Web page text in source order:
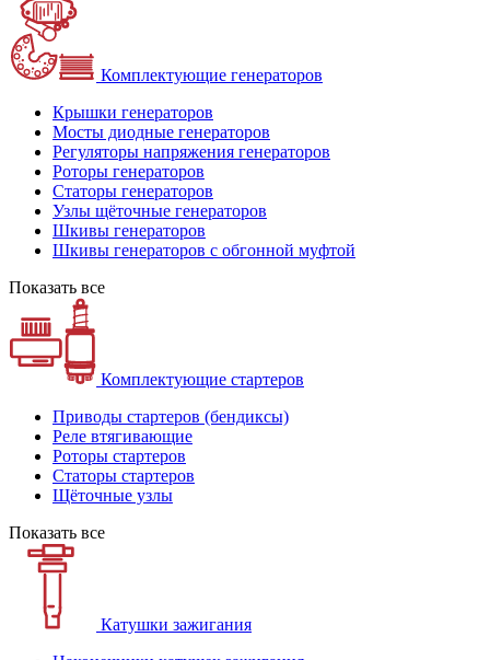
Комплектующие генераторов
Крышки генераторов
Мосты диодные генераторов
Регуляторы напряжения генераторов
Роторы генераторов
Статоры генераторов
Узлы щёточные генераторов
Шкивы генераторов
Шкивы генераторов с обгонной муфтой
Показать все
Комплектующие стартеров
Приводы стартеров (бендиксы)
Реле втягивающие
Роторы стартеров
Статоры стартеров
Щёточные узлы
Показать все
Катушки зажигания